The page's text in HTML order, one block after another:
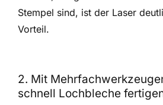
Stempel sind, ist der Laser
Vorteil.
2. Mit
schnell Lochbleche